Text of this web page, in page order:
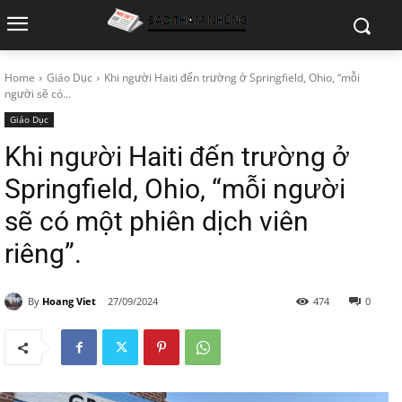
Home Giáo Dục
Khi người Haiti đến trường ở Springfield, Ohio, “mỗi
người sẽ có...
Giáo Dục
Khi người Haiti đến trường ở
Springfield, Ohio, “mỗi người
sẽ có một phiên dịch viên
riêng”.
By Hoang Viet 27/09/2024 0
474